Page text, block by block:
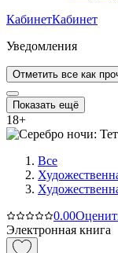
КабинетКабинет
Уведомления
Отметить все как
Показать ещё
18+
Все
0.00
Электронная книга